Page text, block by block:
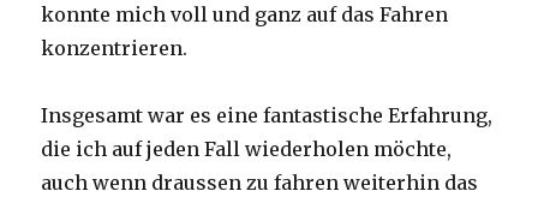
konnte mich voll und ganz auf das Fahren
konzentrieren.
Insgesamt war es eine fantastische Erfahrung,
die ich auf jeden Fall wiederholen möchte,
auch wenn draussen zu fahren weiterhin das